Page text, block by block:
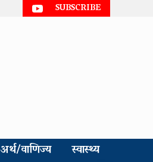
SUBSCRIBE
अर्थ/वाणिज्य स्वास्थ्य